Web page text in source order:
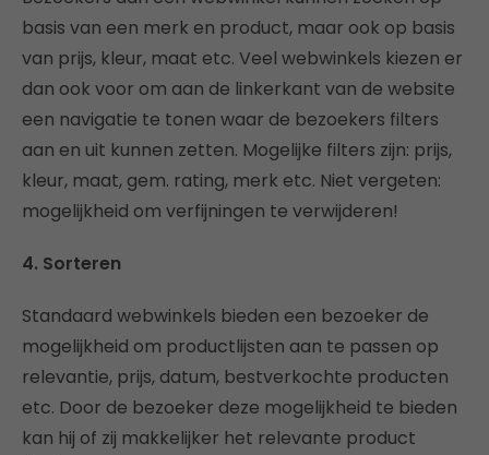
basis van een merk en product, maar ook op basis
van prijs, kleur, maat etc. Veel webwinkels kiezen er
dan ook voor om aan de linkerkant van de website
een navigatie te tonen waar de bezoekers filters
aan en uit kunnen zetten. Mogelijke filters zijn: prijs,
kleur, maat, gem. rating, merk etc. Niet vergeten:
mogelijkheid om verfijningen te verwijderen!
4. Sorteren
Standaard webwinkels bieden een bezoeker de
mogelijkheid om productlijsten aan te passen op
relevantie, prijs, datum, bestverkochte producten
etc. Door de bezoeker deze mogelijkheid te bieden
kan hij of zij makkelijker het relevante product